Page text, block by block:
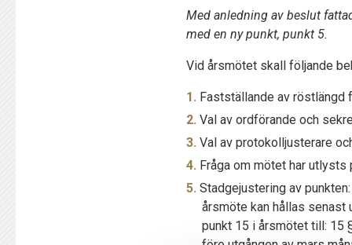
Med anledning av beslut
med en ny punkt, punkt 5.
Vid årsmötet skall följande
Fastställande av röstlängd
Val av ordförande och
Val av protokolljusterare
Fråga om mötet har utlysts
Stadgejustering av
årsmöte kan hållas senast
punkt 15 i årsmötet till: 15